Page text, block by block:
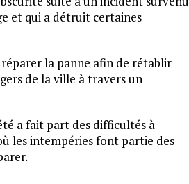
et qui a détruit certaines
réparer la panne afin de rétablir
de la ville à travers un
a fait part des difficultés à
les intempéries font partie des